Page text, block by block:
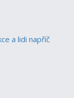
a lidi napříč